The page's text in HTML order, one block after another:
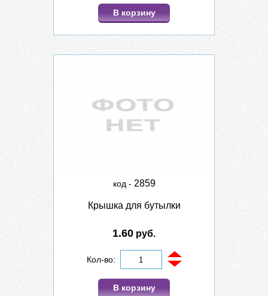
В корзину
код - 2859
Крышка для бутылки
1.60 руб.
Кол-во:
В корзину